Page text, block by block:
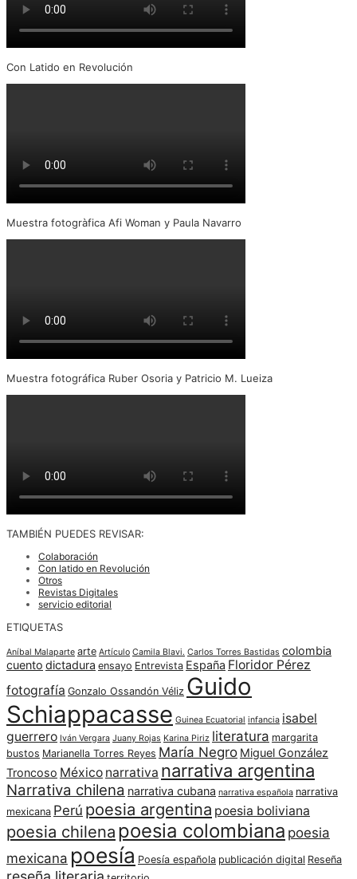
Con Latido en Revolución
Muestra fotogràfica Afi Woman y Paula Navarro
Muestra fotográfica Ruber Osoria y Patricio M. Lueiza
TAMBIÉN PUEDES REVISAR:
Colaboración
Con latido en Revolución
Otros
Revistas Digitales
servicio editorial
ETIQUETAS
Aníbal Malaparte arte Artículo Camila Blavi. Carlos Torres Bastidas colombia
cuento dictadura ensayo Entrevista España Floridor Pérez
fotografía Gonzalo Ossandón Véliz Guido
Schiappacasse Guinea Ecuatorial infancia isabel
guerrero Iván Vergara Juany Rojas Karina Piriz literatura margarita
bustos Marianella Torres Reyes María Negro Miguel González
Troncoso México narrativa narrativa argentina
Narrativa chilena narrativa cubana narrativa española narrativa
mexicana Perú poesia argentina poesia boliviana
poesia chilena poesia colombiana poesia
mexicana poesía Poesía española publicación digital Reseña